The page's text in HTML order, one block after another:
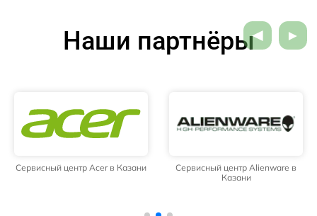
Наши партнёры
Сервисный центр Acer в Казани
Сервисный центр Alienware в
Казани